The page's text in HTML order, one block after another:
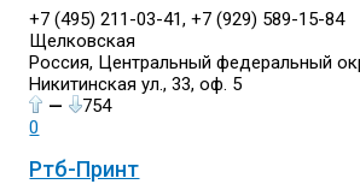
+7 (495) 211-03-41, +7 (929) 589-15-84
Щелковская
Россия, Центральный федеральный
Никитинская ул., 33, оф. 5
—
754
0
Ртб-Принт